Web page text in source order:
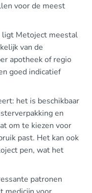
voor de meest
Metoject meestal
van de
apotheek of regio
goed indicatief
het is beschikbaar
en
om te kiezen voor
past. Het kan ook
pen, wat het
patronen